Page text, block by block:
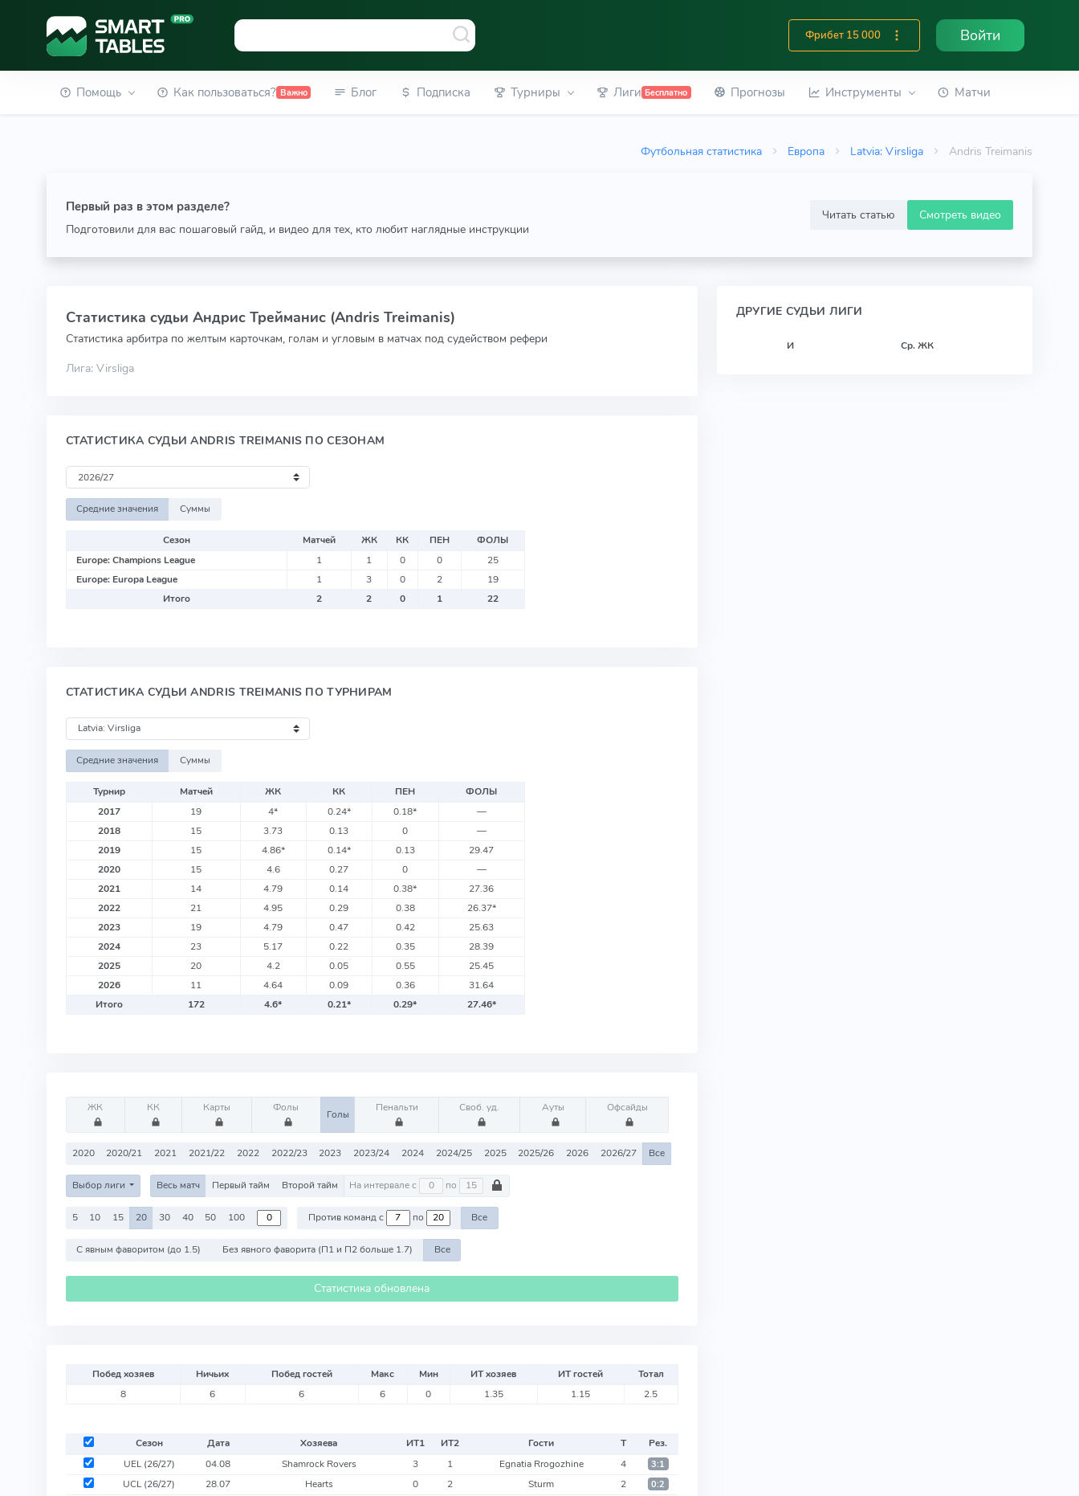
Фрибет 15 000 Войти
Помощь Как пользоваться? Важно Блог Подписка Турниры Лиги Бесплатно Прогнозы Инструменты Матчи
Футбольная статистика Европа Latvia: Virsliga Andris Treimanis
Первый раз в этом разделе?
Подготовили для вас пошаговый гайд, и видео для тех, кто любит наглядные инструкции
Читать статью Смотреть видео
Статистика судьи Андрис Трейманис (Andris Treimanis)
Статистика арбитра по желтым карточкам, голам и угловым в матчах под судейством рефери
Лига: Virsliga
СТАТИСТИКА СУДЬИ ANDRIS TREIMANIS ПО СЕЗОНАМ
Средние значения Суммы
Сезон Матчей ЖК КК ПЕН
ФОЛЫ
Europe: Champions League
1 1 0 0
25
Europe: Europa League
1 3 0 2
19
Итого
2 2 0 1 22
СТАТИСТИКА СУДЬИ ANDRIS TREIMANIS ПО ТУРНИРАМ
Средние значения Суммы
Турнир Матчей ЖК КК ПЕН
ФОЛЫ
2017
19 4* 0.24* 0.18*
—
2018
15 3.73 0.13 0
—
2019
15 4.86* 0.14* 0.13
29.47
2020
15 4.6 0.27 0
—
2021
14 4.79 0.14 0.38*
27.36
2022
21 4.95 0.29 0.38 26.37*
2023
19 4.79 0.47 0.42
25.63
2024
23 5.17 0.22 0.35
28.39
2025
20 4.2 0.05 0.55
25.45
2026
11 4.64 0.09 0.36
31.64
Итого
172 4.6* 0.21* 0.29* 27.46*
ЖК КК Карты Фолы
Голы
Пенальти Своб. уд. Ауты Офсайды
2020 2020/21 2021 2021/22 2022 2022/23 2023 2023/24 2024 2024/25 2025 2025/26 2026 2026/27 Все
Выбор лиги Весь матч Первый тайм Второй тайм На интервале с по
5 10 15 20 30 40 50 100 Против команд с по Все
С явным фаворитом (до 1.5) Без явного фаворита (П1 и П2 больше 1.7) Все
Статистика обновлена
Побед хозяев Ничьих Побед гостей Макс Мин ИТ хозяев ИТ гостей
Тотал
8
6 6 6 0 1.35 1.15 2.5
Сезон Дата Хозяева ИТ1 ИТ2 Гости Т
Рез.
UEL (26/27)
04.08 Shamrock Rovers 3 1 Egnatia Rrogozhine 4 3:1
UCL (26/27) 28.07 Hearts 0 2 Sturm 2 0:2
ДРУГИЕ СУДЬИ ЛИГИ
И Ср. ЖК